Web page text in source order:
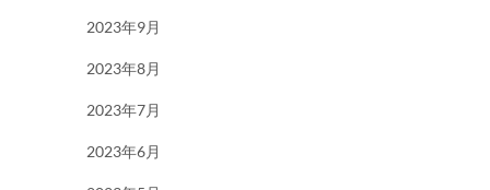
2023年9月
2023年8月
2023年7月
2023年6月